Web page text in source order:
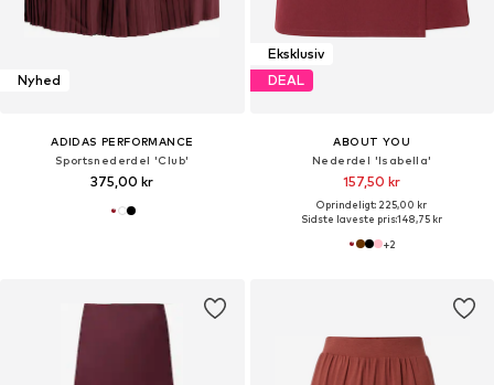
Nyhed
ADIDAS PERFORMANCE
Sportsnederdel 'Club'
375,00 kr
Eksklusiv
DEAL
ABOUT YOU
Nederdel 'Isabella'
157,50 kr
Oprindeligt: 225,00 kr
Sidste laveste pris:148,75 kr
+2